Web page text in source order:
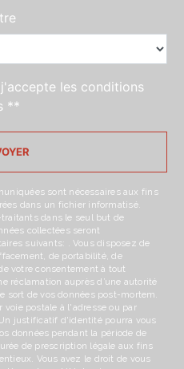
les conditions
**
sont nécessaires aux fins
dans un fichier informatisé.
dans le seul but de
collectées seront
suivants: . Vous disposez de
de portabilité, de
votre consentement à tout
réclamation auprès d’une autorité
sort de vos données post-mortem.
voie postale à l'adresse ou par
justificatif d'identité pourra vous
données pendant la période de
de prescription légale aux fins
Vous avez le droit de vous